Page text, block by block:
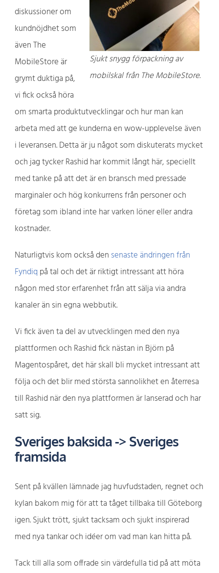
Sjukt snygg förpackning av
mobilskal från The MobileStore.
diskussioner om
kundnöjdhet som
även The
MobileStore är
grymt duktiga på,
vi fick också höra
om smarta produktutvecklingar och hur man kan
arbeta med att ge kunderna en wow-upplevelse även
i leveransen. Detta är ju något som diskuterats mycket
och jag tycker Rashid har kommit långt här, speciellt
med tanke på att det är en bransch med pressade
marginaler och hög konkurrens från personer och
företag som ibland inte har varken löner eller andra
kostnader.
Naturligtvis kom också den senaste ändringen från
Fyndiqpå tal och det är riktigt intressant att höra
någon med stor erfarenhet från att sälja via andra
kanaler än sin egna webbutik.
Vi fick även ta del av utvecklingen med den nya
plattformen och Rashid fick nästan in Björn på
Magentospåret, det här skall bli mycket intressant att
följa och det blir med största sannolikhet en återresa
till Rashid när den nya plattformen är lanserad och har
satt sig.
Sveriges baksida -> Sveriges
framsida
Sent på kvällen lämnade jag huvfudstaden, regnet och
kylan bakom mig för att ta tåget tillbaka till Göteborg
igen. Sjukt trött, sjukt tacksam och sjukt inspirerad
med nya tankar och idéer om vad man kan hitta på.
Tack till alla som offrade sin värdefulla tid på att möta